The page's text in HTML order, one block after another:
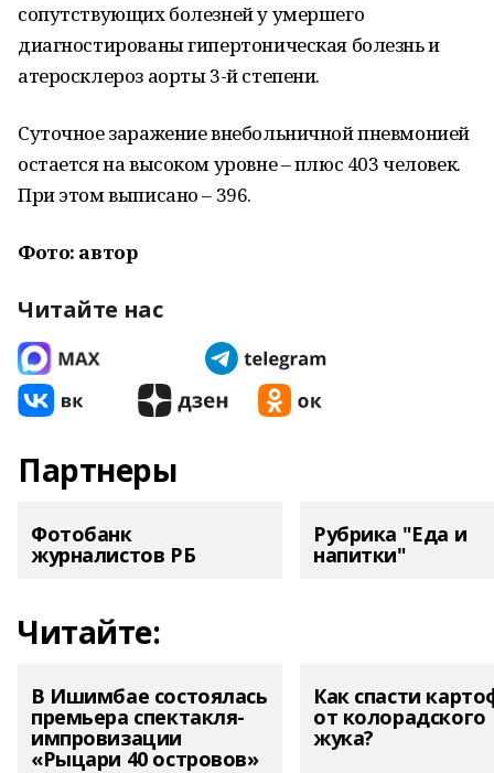
сопутствующих болезней у умершего
диагностированы гипертоническая болезнь и
атеросклероз аорты 3-й степени.
Суточное заражение внебольничной пневмонией
остается на высоком уровне – плюс 403 человек.
При этом выписано – 396.
Фото: автор
Читайте нас
Партнеры
Фотобанк
журналистов РБ
Рубрика "Еда и
напитки"
Читайте:
В Ишимбае состоялась
премьера спектакля-
импровизации
«Рыцари 40 островов»
Как спасти
от колорадского
жука?